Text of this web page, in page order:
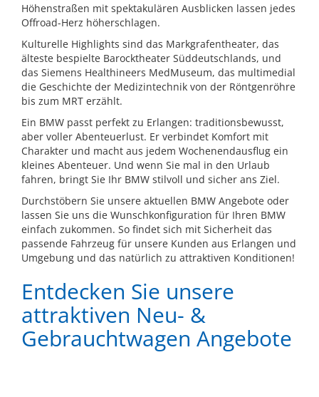
Höhenstraßen mit spektakulären Ausblicken lassen jedes
Offroad-Herz höherschlagen.
Kulturelle Highlights sind das Markgrafentheater, das
älteste bespielte Barocktheater Süddeutschlands, und
das Siemens Healthineers MedMuseum, das multimedial
die Geschichte der Medizintechnik von der Röntgenröhre
bis zum MRT erzählt.
Ein BMW passt perfekt zu Erlangen: traditionsbewusst,
aber voller Abenteuerlust. Er verbindet Komfort mit
Charakter und macht aus jedem Wochenendausflug ein
kleines Abenteuer. Und wenn Sie mal in den Urlaub
fahren, bringt Sie Ihr BMW stilvoll und sicher ans Ziel.
Durchstöbern Sie unsere aktuellen BMW Angebote oder
lassen Sie uns die Wunschkonfiguration für Ihren BMW
einfach zukommen. So findet sich mit Sicherheit das
passende Fahrzeug für unsere Kunden aus Erlangen und
Umgebung und das natürlich zu attraktiven Konditionen!
Entdecken Sie unsere
attraktiven Neu- &
Gebrauchtwagen Angebote